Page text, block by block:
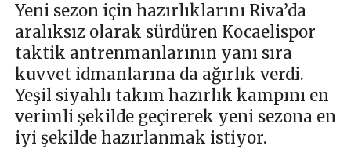
Yeni sezon için hazırlıklarını Riva’da
aralıksız olarak sürdüren Kocaelispor
taktik antrenmanlarının yanı sıra
kuvvet idmanlarına da ağırlık verdi.
Yeşil siyahlı takım hazırlık kampını en
verimli şekilde geçirerek yeni sezona en
iyi şekilde hazırlanmak istiyor.